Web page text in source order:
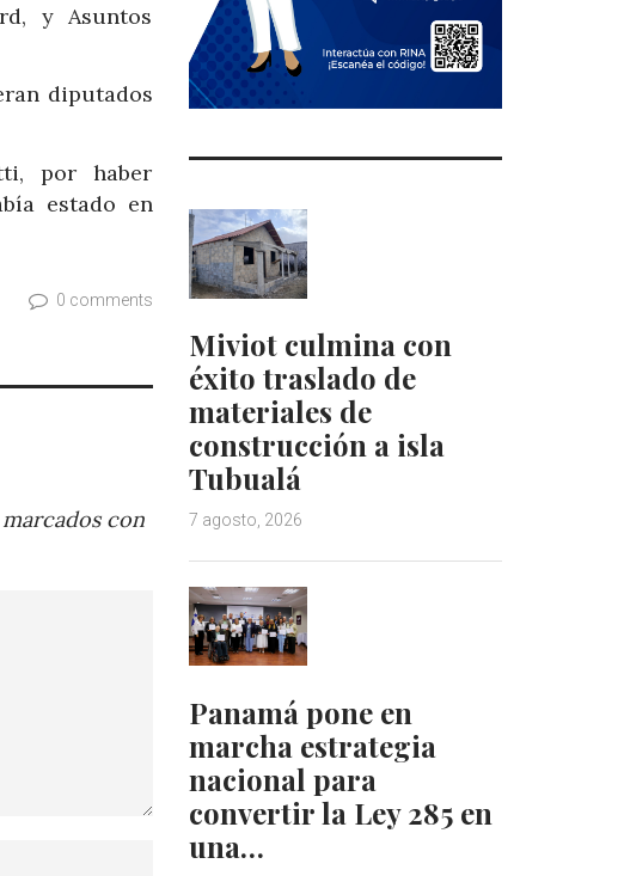
y Asuntos
diputados
por haber
estado en
0 comments
con
Miviot culmina con
éxito traslado de
materiales de
construcción a isla
Tubualá
7 agosto, 2026
Panamá pone en
marcha estrategia
nacional para
convertir la Ley 285 en
una…